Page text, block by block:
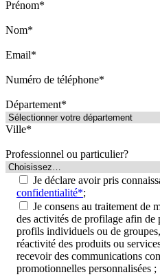
Prénom*
Nom*
Email*
Numéro de téléphone*
Département*
Ville*
Professionnel ou particulier?
Je déclare avoir pris
confidentialité*;
Je consens au traitement de
des activités de profilage afin de
profils individuels ou de
réactivité des produits ou
recevoir des communications
promotionnelles personnalisées ;